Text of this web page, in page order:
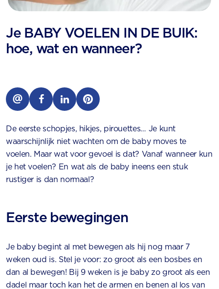
Je BABY VOELEN IN DE BUIK:
hoe, wat en wanneer?
De eerste schopjes, hikjes, pirouettes… Je kunt
waarschijnlijk niet wachten om de baby moves te
voelen. Maar wat voor gevoel is dat? Vanaf wanneer kun
je het voelen? En wat als de baby ineens een stuk
rustiger is dan normaal?
Eerste bewegingen
Je baby begint al met bewegen als hij nog maar 7
weken oud is. Stel je voor: zo groot als een bosbes en
dan al bewegen! Bij 9 weken is je baby zo groot als een
dadel maar toch kan het de armen en benen al los van